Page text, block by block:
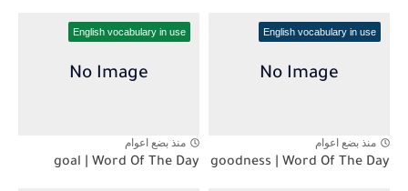
English vocabulary in use
منذ بضع اعوام
goodness | Word Of The Day
English vocabulary in use
منذ بضع اعوام
goal | Word Of The Day